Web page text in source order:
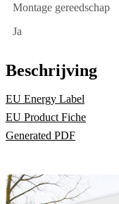
Montage gereedschap
Ja
Beschrijving
EU Energy Label
EU Product Fiche
Generated PDF